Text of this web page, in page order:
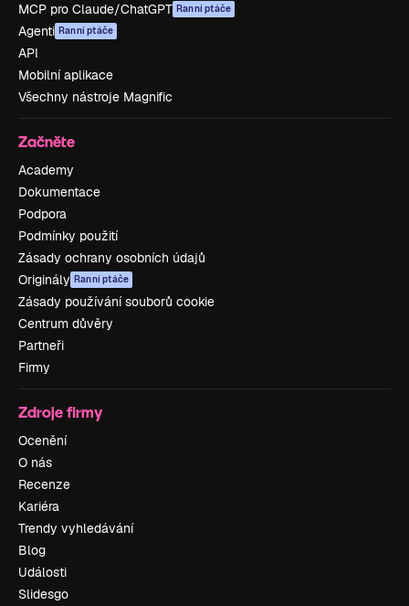
MCP pro Claude/ChatGPT Ranní ptáče
Agenti Ranní ptáče
API
Mobilní aplikace
Všechny nástroje Magnific
Začněte
Academy
Dokumentace
Podpora
Podmínky použití
Zásady ochrany osobních údajů
Originály Ranní ptáče
Zásady používání souborů cookie
Centrum důvěry
Partneři
Firmy
Zdroje firmy
Ocenění
O nás
Recenze
Kariéra
Trendy vyhledávání
Blog
Události
Slidesgo